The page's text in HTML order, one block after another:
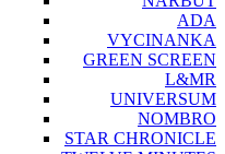
ADA
VYCINANKA
GREEN SCREEN
L&MR
UNIVERSUM
NOMBRO
STAR CHRONICLE